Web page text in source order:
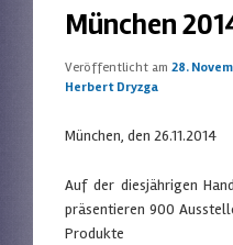
München
Veröffentlicht am28.
Herbert Dryzga
München, den 26.11.2014
Auf der diesjährigen
präsentieren 900